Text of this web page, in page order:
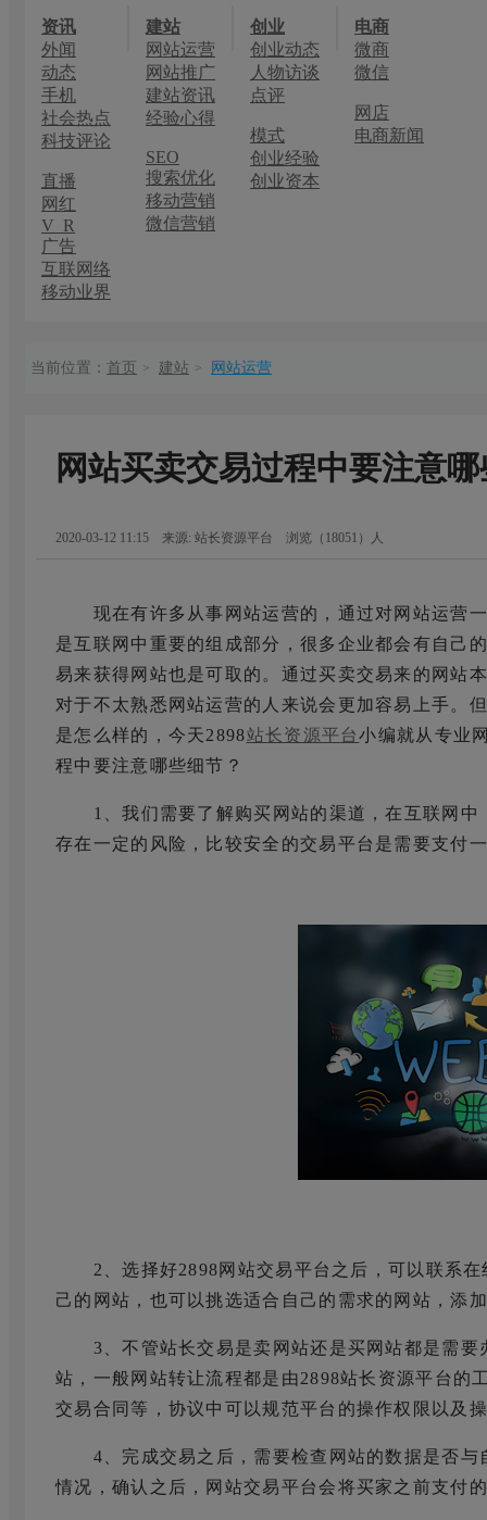
资讯
外闻
动态
手机
社会热点
科技评论
直播
网红
V R
广告
互联网络
移动业界
建站
网站运营
网站推广
建站资讯
经验心得
SEO
搜索优化
移动营销
微信营销
创业
创业动态
人物访谈
点评
模式
创业经验
创业资本
电商
微商
微信
网店
电商新闻
当前位置： 首页 > 建站 > 网站运营
网站买卖交易过程中要注意
2020-03-12 11:15 来源: 站长资源平台 浏览（ 18051 ）人
现在有许多从事网站运营的，通过对网站运营一
是互联网中重要的组成部分，很多企业都会有自己
易来获得网站也是可取的。通过买卖交易来的网站
对于不太熟悉网站运营的人来说会更加容易上手。
是怎么样的，今天2898站长资源平台小编就从专业
程中要注意哪些细节？
1、我们需要了解购买网站的渠道，在互联网中
存在一定的风险，比较安全的交易平台是需要支付
2、选择好2898网站交易平台之后，可以联系在
己的网站，也可以挑选适合自己的需求的网站，添
3、不管站长交易是卖网站还是买网站都是需要
站，一般网站转让流程都是由2898站长资源平台的
交易合同等，协议中可以规范平台的操作权限以及
4、完成交易之后，需要检查网站的数据是否与
情况，确认之后，网站交易平台会将买家之前支付